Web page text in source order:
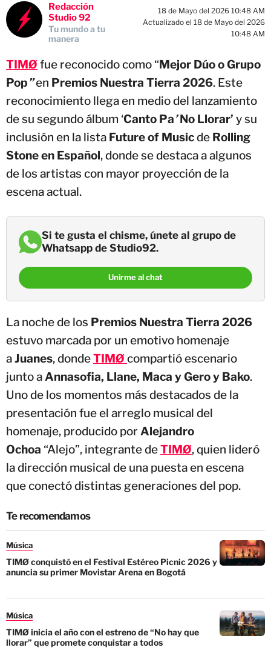
Redacción
Studio 92
Tu mundo a tu
manera
18 de Mayo del 2026 10:48 AM
Actualizado el 18 de Mayo del 2026
10:48 AM
TIMØfue reconocido como “Mejor Dúo o Grupo
Pop”en Premios Nuestra Tierra 2026. Este
reconocimiento llega en medio del lanzamiento
de su segundo álbum ‘Canto Pa’No Llorar’ y su
inclusión en la lista Future of Musicde Rolling
Stone en Español, donde se destaca a algunos
de los artistas con mayor proyección de la
escena actual.
Si te gusta el chisme, únete al grupo de
Whatsapp de Studio92.
Unirme al chat
La noche de los Premios Nuestra Tierra 2026
estuvo marcada por un emotivo homenaje
aJuanes, dondeTIMØcompartió escenario
junto aAnnasofia, Llane, Maca y Gero y Bako.
Uno de los momentos más destacados de la
presentación fue el arreglo musical del
homenaje, producido por Alejandro
Ochoa “Alejo”, integrante deTIMØ, quien lideró
la dirección musical de una puesta en escena
que conectó distintas generaciones del pop.
Te recomendamos
Música
TIMØ conquistó en el Festival Estéreo Picnic 2026 y
anuncia su primer Movistar Arena en Bogotá
Música
TIMØ inicia el año con el estreno de “No hay que
llorar” que promete conquistar a todos